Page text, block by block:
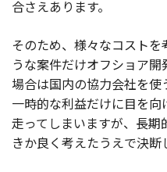
合さえあります。
そのため、様々なコスト
うな案件だけオフショア
場合は国内の協力会社を使
一時的な利益だけに目を
走ってしまいますが、長
きか良く考えたうえで決断